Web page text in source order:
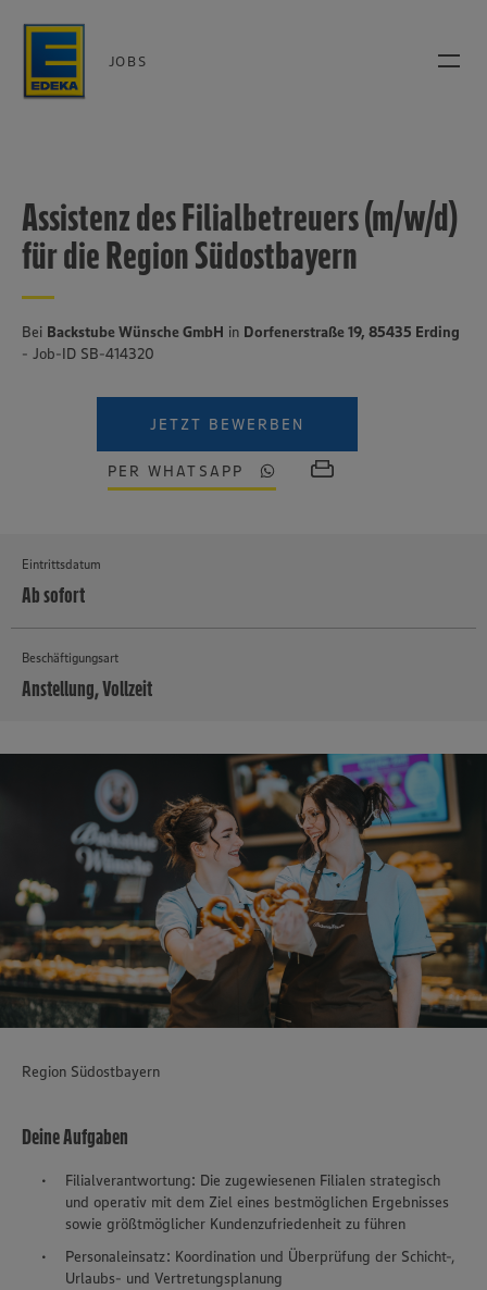
JOBS
Assistenz des Filialbetreuers (m/w/d)
für die Region Südostbayern
Bei Backstube Wünsche GmbH in Dorfenerstraße 19, 85435 Erding
- Job-ID SB-414320
JETZT BEWERBEN
PER WHATSAPP
Eintrittsdatum
Ab sofort
Beschäftigungsart
Anstellung, Vollzeit
Region Südostbayern
Deine Aufgaben
Filialverantwortung: Die zugewiesenen Filialen strategisch
und operativ mit dem Ziel eines bestmöglichen Ergebnisses
sowie größtmöglicher Kundenzufriedenheit zu führen
Personaleinsatz: Koordination und Überprüfung der Schicht-,
Urlaubs- und Vertretungsplanung